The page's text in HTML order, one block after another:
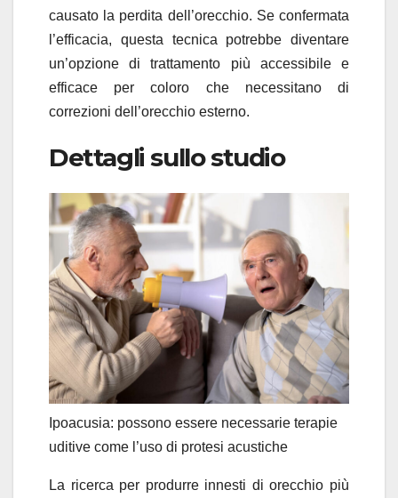
causato la perdita dell’orecchio. Se confermata
l’efficacia, questa tecnica potrebbe diventare
un’opzione di trattamento più accessibile e
efficace per coloro che necessitano di
correzioni dell’orecchio esterno.
Dettagli sullo studio
Ipoacusia: possono essere necessarie terapie
uditive come l’uso di protesi acustiche
La ricerca per produrre innesti di orecchio più